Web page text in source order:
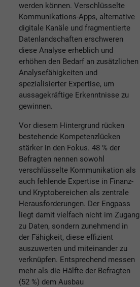
werden können. Verschlüsselte
Kommunikations-Apps, alternative
digitale Kanäle und fragmentierte
Datenlandschaften erschweren
diese Analyse erheblich und
erhöhen den Bedarf an zusätzlichen
Analysefähigkeiten und
spezialisierter Expertise, um
aussagekräftige Erkenntnisse zu
gewinnen.
Vor diesem Hintergrund rücken
bestehende Kompetenzlücken
stärker in den Fokus. 48 % der
Befragten nennen sowohl
verschlüsselte Kommunikation als
auch fehlende Expertise in Finanz-
und Kryptobereichen als zentrale
Herausforderungen. Der Engpass
liegt damit vielfach nicht im Zugang
zu Daten, sondern zunehmend in
der Fähigkeit, diese effizient
auszuwerten und miteinander zu
verknüpfen. Entsprechend messen
mehr als die Hälfte der Befragten
(52 %) dem Ausbau